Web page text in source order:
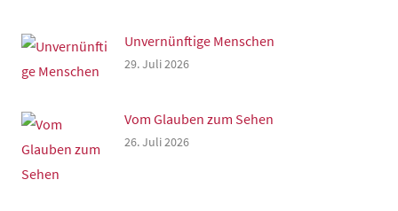
Unvernünftige Menschen
29. Juli 2026
Vom Glauben zum Sehen
26. Juli 2026